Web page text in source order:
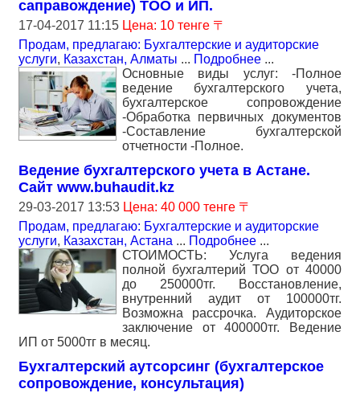
саправождение) ТОО и ИП.
17-04-2017 11:15 Цена: 10 тенге 〒
Продам, предлагаю: Бухгалтерские и аудиторские
услуги, Казахстан, Алматы ... Подробнее ...
Основные виды услуг: -Полное
ведение бухгалтерского учета,
бухгалтерское сопровождение
-Обработка первичных документов
-Составление бухгалтерской
отчетности -Полное.
Ведение бухгалтерского учета в Астане.
Сайт www.buhaudit.kz
29-03-2017 13:53 Цена: 40 000 тенге 〒
Продам, предлагаю: Бухгалтерские и аудиторские
услуги, Казахстан, Астана ... Подробнее ...
СТОИМОСТЬ: Услуга ведения
полной бухгалтерий ТОО от 40000
до 250000тг. Восстановление,
внутренний аудит от 100000тг.
Возможна рассрочка. Аудиторское
заключение от 400000тг. Ведение
ИП от 5000тг в месяц.
Бухгалтерский аутсорсинг (бухгалтерское
сопровождение, консультация)